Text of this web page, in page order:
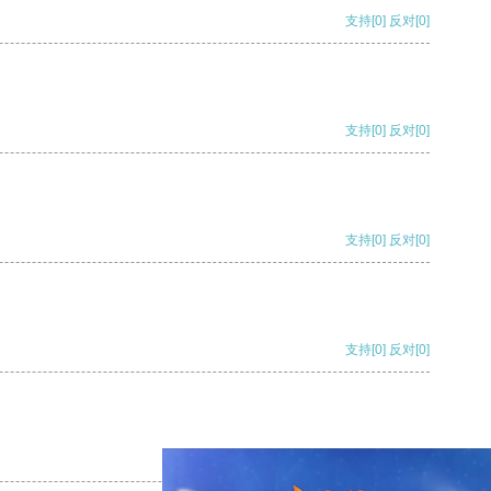
支持[0] 反对[0]
支持[0] 反对[0]
支持[0] 反对[0]
支持[0] 反对[0]